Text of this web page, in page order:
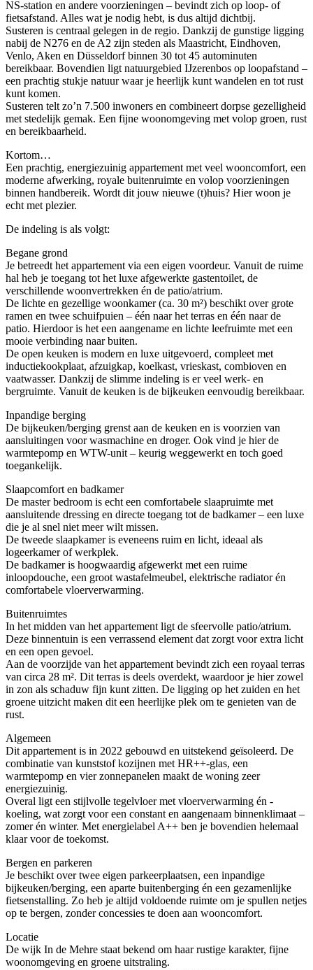
NS-station en andere voorzieningen – bevindt zich op loop- of
fietsafstand. Alles wat je nodig hebt, is dus altijd dichtbij.
Susteren is centraal gelegen in de regio. Dankzij de gunstige ligging
nabij de N276 en de A2 zijn steden als Maastricht, Eindhoven,
Venlo, Aken en Düsseldorf binnen 30 tot 45 autominuten
bereikbaar. Bovendien ligt natuurgebied IJzerenbos op loopafstand –
een prachtig stukje natuur waar je heerlijk kunt wandelen en tot rust
kunt komen.
Susteren telt zo’n 7.500 inwoners en combineert dorpse gezelligheid
met stedelijk gemak. Een fijne woonomgeving met volop groen, rust
en bereikbaarheid.
Kortom…
Een prachtig, energiezuinig appartement met veel wooncomfort, een
moderne afwerking, royale buitenruimte en volop voorzieningen
binnen handbereik. Wordt dit jouw nieuwe (t)huis? Hier woon je
echt met plezier.
De indeling is als volgt:
Begane grond
Je betreedt het appartement via een eigen voordeur. Vanuit de ruime
hal heb je toegang tot het luxe afgewerkte gastentoilet, de
verschillende woonvertrekken én de patio/atrium.
De lichte en gezellige woonkamer (ca. 30 m²) beschikt over grote
ramen en twee schuifpuien – één naar het terras en één naar de
patio. Hierdoor is het een aangename en lichte leefruimte met een
mooie verbinding naar buiten.
De open keuken is modern en luxe uitgevoerd, compleet met
inductiekookplaat, afzuigkap, koelkast, vrieskast, combioven en
vaatwasser. Dankzij de slimme indeling is er veel werk- en
bergruimte. Vanuit de keuken is de bijkeuken eenvoudig bereikbaar.
Inpandige berging
De bijkeuken/berging grenst aan de keuken en is voorzien van
aansluitingen voor wasmachine en droger. Ook vind je hier de
warmtepomp en WTW-unit – keurig weggewerkt en toch goed
toegankelijk.
Slaapcomfort en badkamer
De master bedroom is echt een comfortabele slaapruimte met
aansluitende dressing en directe toegang tot de badkamer – een luxe
die je al snel niet meer wilt missen.
De tweede slaapkamer is eveneens ruim en licht, ideaal als
logeerkamer of werkplek.
De badkamer is hoogwaardig afgewerkt met een ruime
inloopdouche, een groot wastafelmeubel, elektrische radiator én
comfortabele vloerverwarming.
Buitenruimtes
In het midden van het appartement ligt de sfeervolle patio/atrium.
Deze binnentuin is een verrassend element dat zorgt voor extra licht
en een open gevoel.
Aan de voorzijde van het appartement bevindt zich een royaal terras
van circa 28 m². Dit terras is deels overdekt, waardoor je hier zowel
in zon als schaduw fijn kunt zitten. De ligging op het zuiden en het
groene uitzicht maken dit een heerlijke plek om te genieten van de
rust.
Algemeen
Dit appartement is in 2022 gebouwd en uitstekend geïsoleerd. De
combinatie van kunststof kozijnen met HR++-glas, een
warmtepomp en vier zonnepanelen maakt de woning zeer
energiezuinig.
Overal ligt een stijlvolle tegelvloer met vloerverwarming én -
koeling, wat zorgt voor een constant en aangenaam binnenklimaat –
zomer én winter. Met energielabel A++ ben je bovendien helemaal
klaar voor de toekomst.
Bergen en parkeren
Je beschikt over twee eigen parkeerplaatsen, een inpandige
bijkeuken/berging, een aparte buitenberging én een gezamenlijke
fietsenstalling. Zo heb je altijd voldoende ruimte om je spullen netjes
op te bergen, zonder concessies te doen aan wooncomfort.
Locatie
De wijk In de Mehre staat bekend om haar rustige karakter, fijne
woonomgeving en groene uitstraling.